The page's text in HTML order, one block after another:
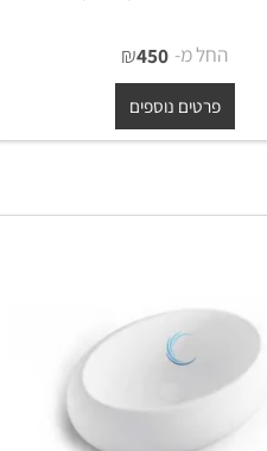
כיור מונח חרס 9856 מעוצב
מ- ₪450